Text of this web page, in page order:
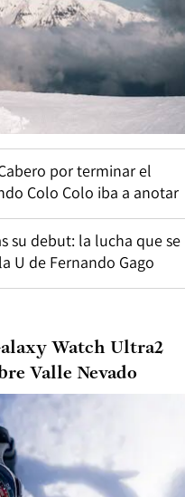
por terminar el
Colo Colo iba a anotar
su debut: la lucha que se
U de Fernando Gago
Watch Ultra2
Valle Nevado